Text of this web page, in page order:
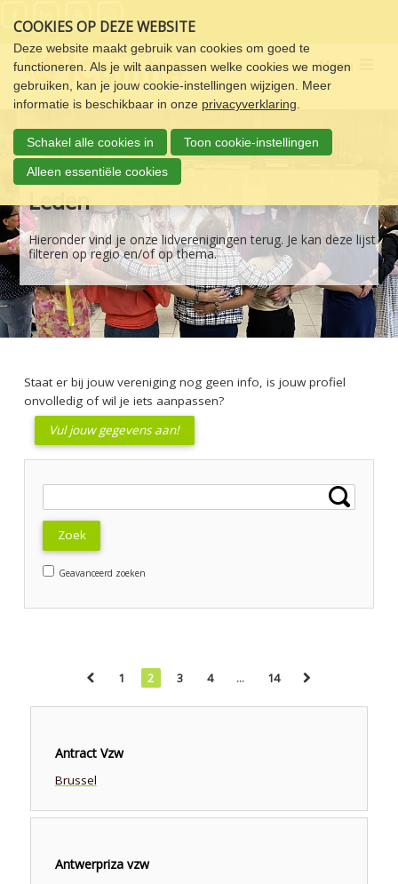
links
over
Spring
naar
de
navigatie
Spring
naar
de
inhoud
COOKIES OP DEZE WEBSITE
Deze website maakt gebruik van cookies om goed te
functioneren. Als je wilt aanpassen welke cookies we mogen
gebruiken, kan je jouw cookie-instellingen wijzigen. Meer
informatie is beschikbaar in onze privacyverklaring
Schakel alle cookies in Toon cookie-instellingen
Alleen essentiële cookies
Menu
Leden
Hieronder vind je onze lidverenigingen terug. Je kan deze lijst
filteren op regio en/of op thema.
Staat er bij jouw vereniging nog geen info, is jouw profiel
onvolledig of wil je iets aanpassen?
Vul jouw gegevens aan!
Zoek
Geavanceerd zoeken
1 2 3 4 ... 14
Antract Vzw
Brussel
Antwerpriza vzw